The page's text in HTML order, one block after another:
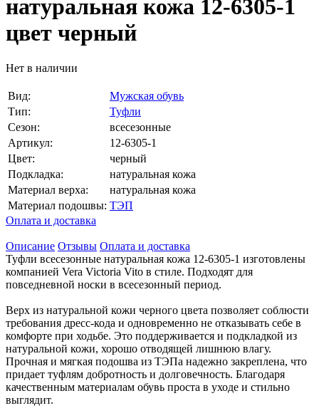
натуральная кожа 12-6305-1
цвет черный
Нет в наличии
Вид:
Мужская обувь
Тип:
Туфли
Сезон:
всесезонные
Артикул:
12-6305-1
Цвет:
черный
Подкладка:
натуральная кожа
Материал верха:
натуральная кожа
Материал подошвы: ТЭП
Оплата и доставка
Описание Отзывы Оплата и доставка
Туфли всесезонные натуральная кожа 12-6305-1 изготовлены
компанией Vera Victoria Vito в стиле. Подходят для
повседневной носки в всесезонный период.
Верх из натуральной кожи черного цвета позволяет соблюсти
требования дресс-кода и одновременно не отказывать себе в
комфорте при ходьбе. Это поддерживается и подкладкой из
натуральной кожи, хорошо отводящей лишнюю влагу.
Прочная и мягкая подошва из ТЭПа надежно закреплена, что
придает туфлям добротность и долговечность. Благодаря
качественным материалам обувь проста в уходе и стильно
выглядит.